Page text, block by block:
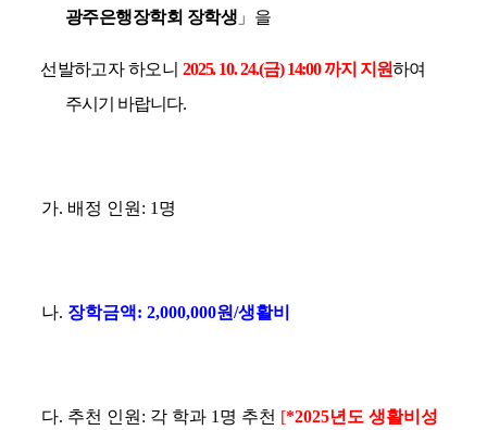
광주은행장학회 장학생 」 을
선발하고자 하오니 2025. 10. 24.(금) 14:00까지 지원하여
주시기 바랍니다.
가. 배정 인원 : 1 명
나. 장학금액: 2,000,000원/생활비
다. 추천 인원 : 각 학과 1 명 추천 [*2025년도 생활비성